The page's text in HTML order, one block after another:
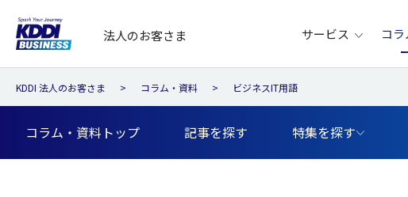
法人のお客さま サービス コ
KDDI 法人のお客さま コラム・資料 ビジネスIT用語
コラム・資料トップ 記事を探す 特集を探す